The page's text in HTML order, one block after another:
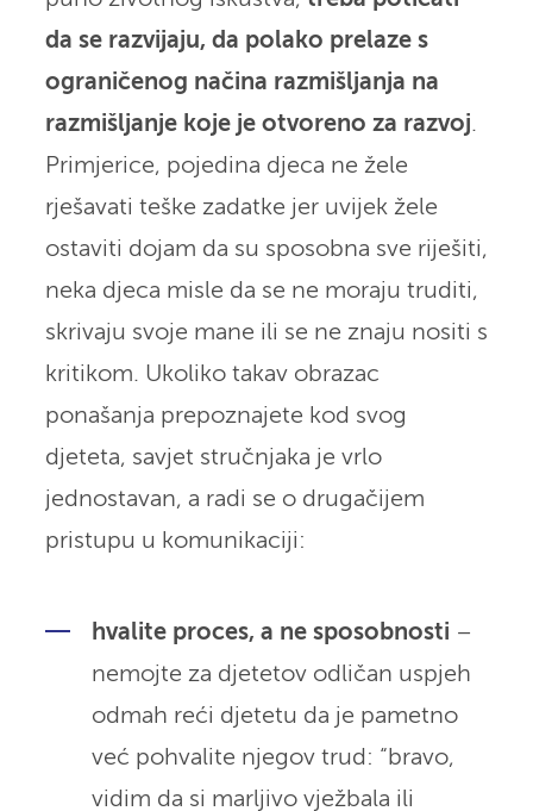
da se razvijaju, da polako prelaze s
ograničenog načina razmišljanja na
razmišljanje koje je otvoreno za razvoj.
Primjerice, pojedina djeca ne žele
rješavati teške zadatke jer uvijek žele
ostaviti dojam da su sposobna sve riješiti,
neka djeca misle da se ne moraju truditi,
skrivaju svoje mane ili se ne znaju nositi s
kritikom. Ukoliko takav obrazac
ponašanja prepoznajete kod svog
djeteta, savjet stručnjaka je vrlo
jednostavan, a radi se o drugačijem
pristupu u komunikaciji:
hvalite proces, a ne sposobnosti –
nemojte za djetetov odličan uspjeh
odmah reći djetetu da je pametno
već pohvalite njegov trud: “bravo,
vidim da si marljivo vježbala ili